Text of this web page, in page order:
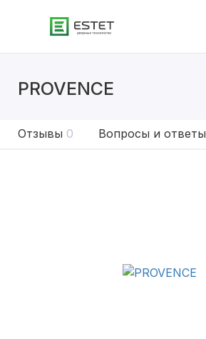
PROVENCE
Отзывы 0 Вопросы и ответы